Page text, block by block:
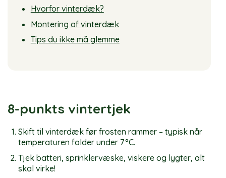
Hvorfor vinterdæk?
Montering af vinterdæk
Tips du ikke må glemme
8-punkts vintertjek
Skift til vinterdæk før frosten rammer – typisk når
temperaturen falder under 7 °C.
Tjek batteri, sprinklervæske, viskere og lygter, alt
skal virke!